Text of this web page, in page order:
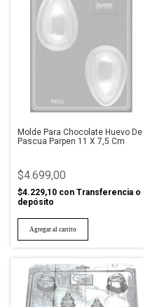
Molde Para Chocolate Huevo De
Pascua Parpen 11 X 7,5 Cm
$4.699,00
$4.229,10 con Transferencia o
depósito